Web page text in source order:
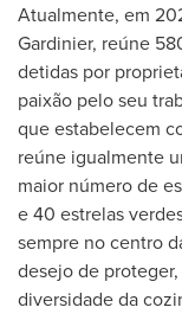
Atualmente, em
Gardinier, reúne
detidas por
paixão pelo seu
que estabelecem
reúne igualmente
maior número de
e 40 estrelas
sempre no centro
desejo de
diversidade da